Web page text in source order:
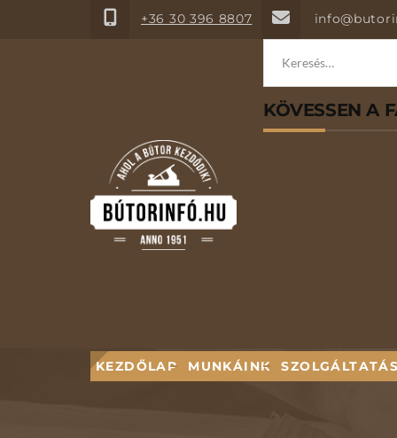
+36 30 396 8807
KÖVESSEN A
KEZDŐLAP MUNKÁINK